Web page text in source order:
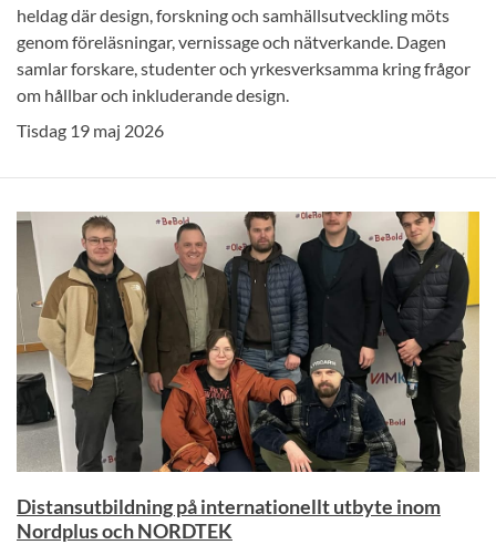
heldag där design, forskning och samhällsutveckling möts
genom föreläsningar, vernissage och nätverkande. Dagen
samlar forskare, studenter och yrkesverksamma kring frågor
om hållbar och inkluderande design.
Tisdag 19 maj 2026
Distansutbildning på internationellt utbyte inom
Nordplus och NORDTEK